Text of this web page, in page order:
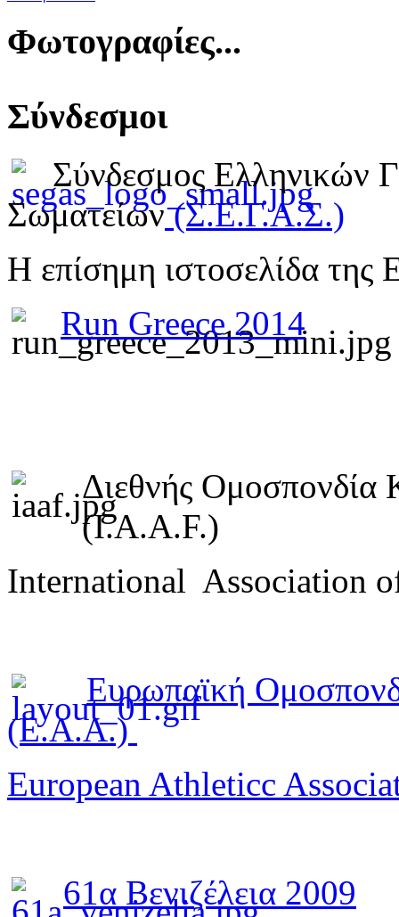
Φωτογραφίες...
Σύνδεσμοι
Σύνδεσμος Ελληνικών
Σωματείων (Σ.Ε.Γ.Α.Σ.)
Η επίσημη ιστοσελίδα της
Run Greece 2014
Διεθνής Ομοσπονδία
(I.A.A.F.)
International Association
Ευρωπαϊκή
(E.A.A.)
European Athleticc
61α Βενιζέλεια 2009